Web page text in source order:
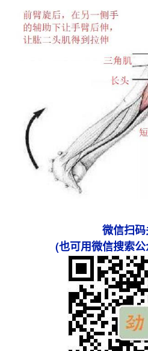
微信扫
(也可用微信搜索